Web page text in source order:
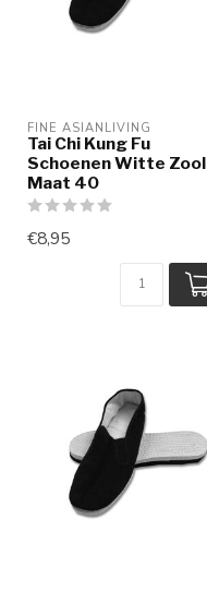
FINE ASIANLIVING
Tai Chi Kung Fu
Schoenen Witte Zool
Maat 40
€8,95